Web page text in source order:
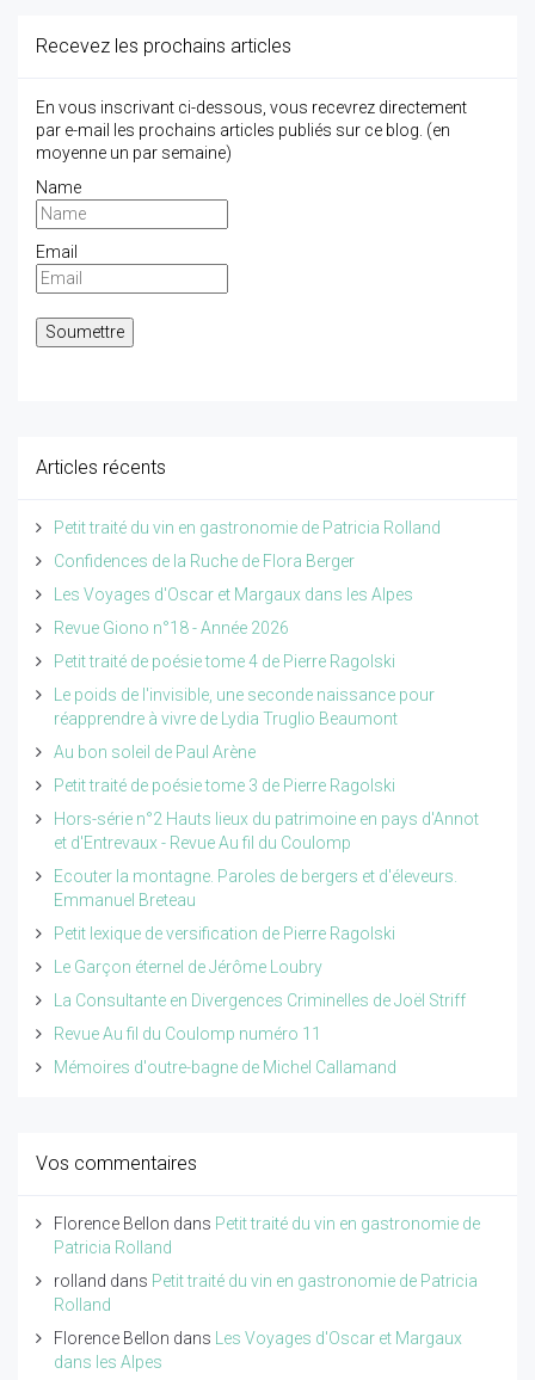
Recevez les prochains articles
En vous inscrivant ci-dessous, vous recevrez directement
par e-mail les prochains articles publiés sur ce blog. (en
moyenne un par semaine)
Name
Email
Articles récents
Petit traité du vin en gastronomie de Patricia Rolland
Confidences de la Ruche de Flora Berger
Les Voyages d'Oscar et Margaux dans les Alpes
Revue Giono n°18 - Année 2026
Petit traité de poésie tome 4 de Pierre Ragolski
Le poids de l'invisible, une seconde naissance pour
réapprendre à vivre de Lydia Truglio Beaumont
Au bon soleil de Paul Arène
Petit traité de poésie tome 3 de Pierre Ragolski
Hors-série n°2 Hauts lieux du patrimoine en pays d'Annot
et d'Entrevaux - Revue Au fil du Coulomp
Ecouter la montagne. Paroles de bergers et d'éleveurs.
Emmanuel Breteau
Petit lexique de versification de Pierre Ragolski
Le Garçon éternel de Jérôme Loubry
La Consultante en Divergences Criminelles de Joël Striff
Revue Au fil du Coulomp numéro 11
Mémoires d'outre-bagne de Michel Callamand
Vos commentaires
Florence Bellon dans Petit traité du vin en gastronomie de
Patricia Rolland
rolland dans Petit traité du vin en gastronomie de Patricia
Rolland
Florence Bellon dans
Les Voyages d'Oscar et Margaux
dans les Alpes